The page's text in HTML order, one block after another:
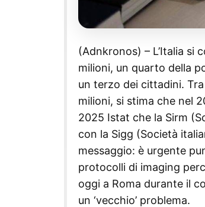
(Adnkronos) – L’Italia si
milioni, un quarto della
un terzo dei cittadini.
milioni, si stima che nel
2025 Istat che la Sirm
con la Sigg (Società
messaggio: è urgente
protocolli di imaging
oggi a Roma durante il
un ‘vecchio’ problema.